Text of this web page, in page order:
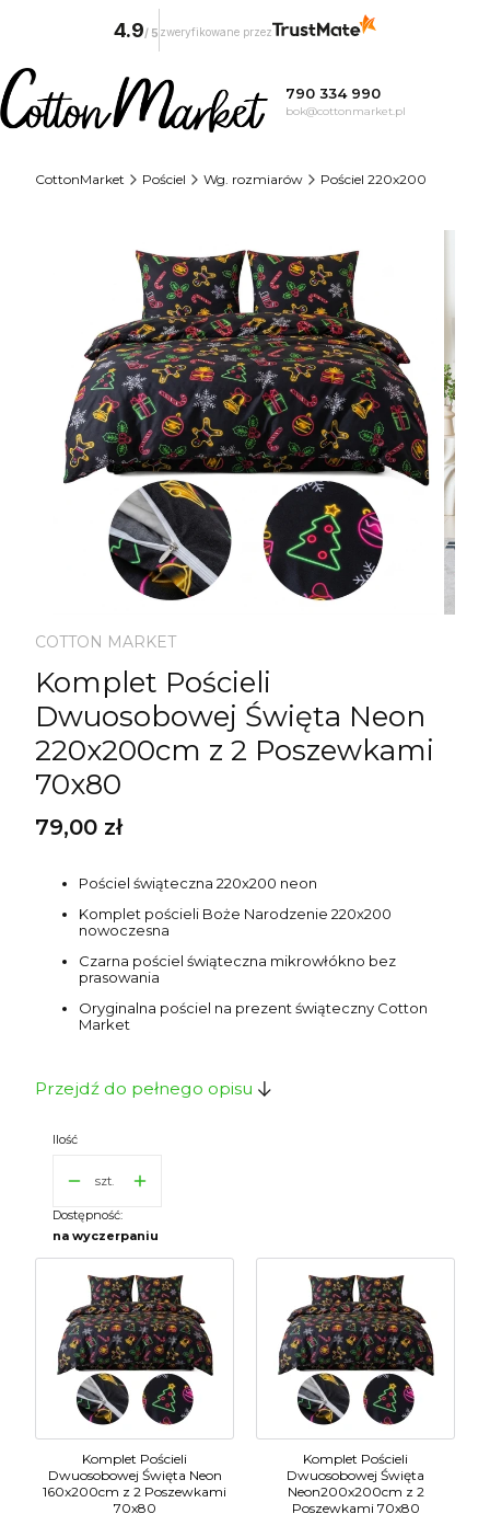
790 334 990
bok@cottonmarket.pl
CottonMarket Pościel Wg. rozmiarów Pościel 220x200
COTTON MARKET
Komplet Pościeli
Dwuosobowej Święta Neon
220x200cm z 2 Poszewkami
70x80
Cena
79,00 zł
Pościel świąteczna 220x200 neon
Komplet pościeli Boże Narodzenie 220x200
nowoczesna
Czarna pościel świąteczna mikrowłókno bez
prasowania
Oryginalna pościel na prezent świąteczny Cotton
Market
Przejdź do pełnego opisu
Ilość
szt.
Dostępność:
na wyczerpaniu
Komplet Pościeli
Dwuosobowej Święta Neon
160x200cm z 2 Poszewkami
70x80
Komplet Pościeli
Dwuosobowej Święta
Neon200x200cm z 2
Poszewkami 70x80
4.9/ 5 zweryfikowane przez